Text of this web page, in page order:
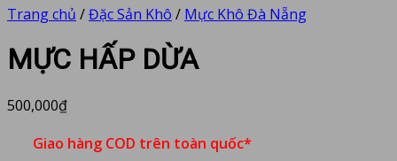
Trang chủ /Đặc Sản Khô / Mực Khô Đà Nẵng
MỰC HẤP DỪA
500,000₫
Giao hàng COD trên toàn quốc*